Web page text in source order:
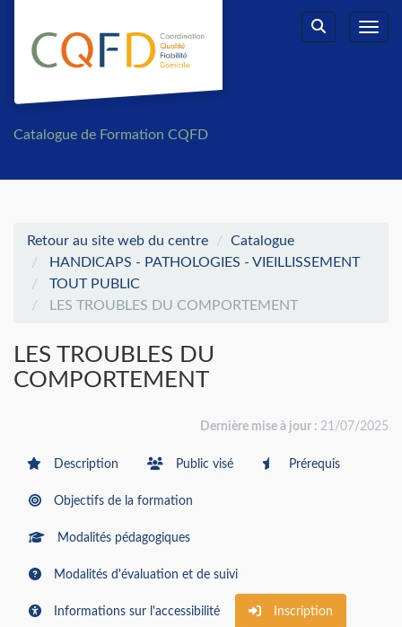
Rechercher
Catalogue de Formation CQFD
Retour au site web du centre
Catalogue
HANDICAPS - PATHOLOGIES - VIEILLISSEMENT
TOUT PUBLIC
LES TROUBLES DU COMPORTEMENT
LES TROUBLES DU
COMPORTEMENT
Dernière mise à jour : 21/07/2025
Description Public visé Prérequis
Objectifs de la formation
Modalités pédagogiques
Modalités d'évaluation et de suivi
Informations sur l'accessibilité Inscription